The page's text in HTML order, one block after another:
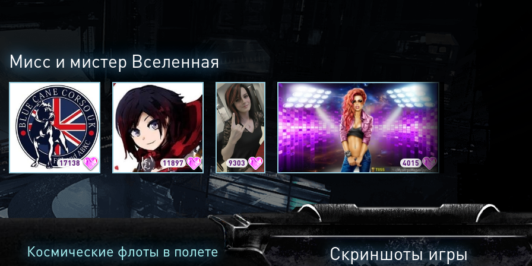
Мисс и мистер Вселенная
17138 11897 9303 4015
Космические флоты в полете Скриншоты игры